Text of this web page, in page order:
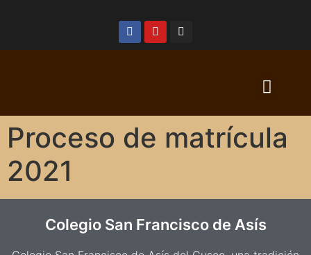
Proceso de matrícula
2021
Colegio San Francisco de Asís